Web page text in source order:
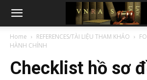
Home REFERENCES/TÀI LIỆU THAM KHẢO
HÀNH CHÍNH
Checklist hồ sơ